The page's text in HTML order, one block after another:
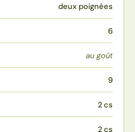
deux poignées
6
au goût
9
2 cs
2 cs